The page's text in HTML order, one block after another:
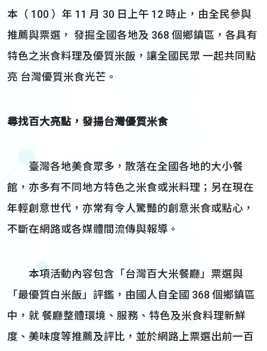
本（ 100 ）年 11 月 30 日上午 12 時止，由全民參與
推薦與票選， 發掘全國各地及 368 個鄉鎮區，各具有
特色之米食料理及優質米飯，讓全國民眾 一起共同點
亮 台灣優質米食光芒。
尋找百大亮點，發揚台灣優質米食
臺灣各地美食眾多，散落在全國各地的大小餐
館，亦多有不同地方特色之米食或米料理；另在現在
年輕創意世代，亦常有令人驚豔的創意米食或點心，
不斷在網路或各媒體間流傳與報導。
本項活動內容包含「台灣百大米餐廳」票選與
「最優質白米飯」評鑑，由國人自全國 368 個鄉鎮區
中，就 餐廳整體環境、服務、特色及米食料理新鮮
度、美味度等推薦及評比，並於網路上票選出前一百